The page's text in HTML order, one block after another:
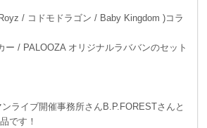
/ コドモドラゴン / Baby Kingdom )コラ
ー / PALOOZA オリジナルラババンのセット
ライブ開催事務所さんB.P.FORESTさんと
です！